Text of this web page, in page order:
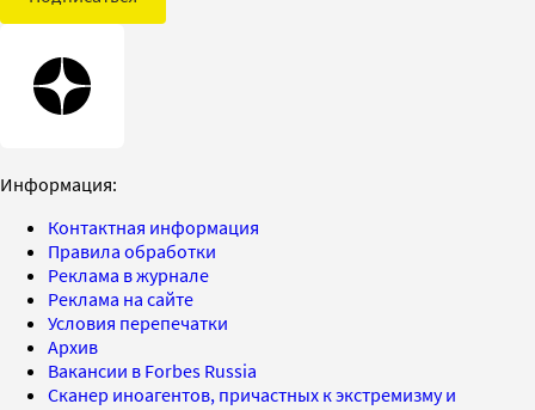
Информация:
Контактная информация
Правила обработки
Реклама в журнале
Реклама на сайте
Условия перепечатки
Архив
Вакансии в Forbes Russia
Сканер иноагентов, причастных к экстремизму и